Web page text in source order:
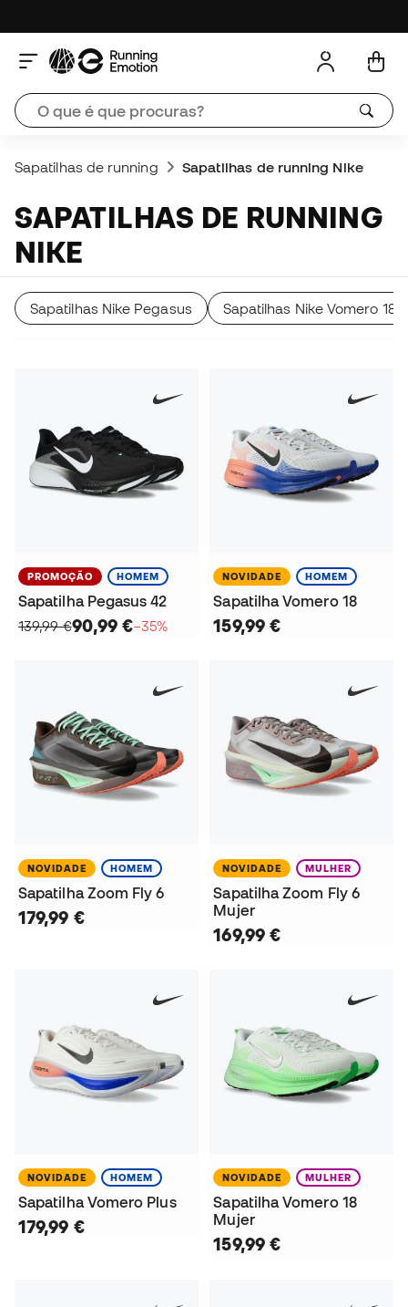
Sapatilhas de running Sapatilhas de running Nike
SAPATILHAS DE RUNNING
NIKE
Sapatilhas Nike Pegasus Sapatilhas Nike Vomero 18
PROMOÇÃO HOMEM
Sapatilha Pegasus 42
139,99 €90,99 €−35%
NOVIDADE HOMEM
Sapatilha Vomero 18
159,99 €
NOVIDADE HOMEM
Sapatilha Zoom Fly 6
179,99 €
NOVIDADE MULHER
Sapatilha Zoom Fly 6
Mujer
169,99 €
NOVIDADE HOMEM
Sapatilha Vomero Plus
179,99 €
NOVIDADE MULHER
Sapatilha Vomero 18
Mujer
159,99 €